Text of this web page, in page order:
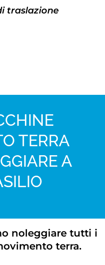
traslazione
TERRA
A
noleggiare tutti i
terra.